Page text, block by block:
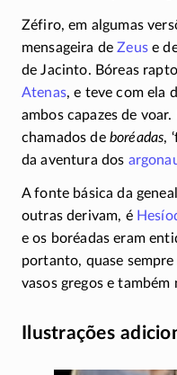
Zéfiro, em algumas
mensageira deZeuse
de Jacinto. Bóreas
Atenas, e teve com ela
ambos capazes de
chamados de boréadas,
da aventura dos
A fonte básica da
outras derivam, é
e os boréadas eram
portanto, quase
vasos gregos e também
Ilustrações